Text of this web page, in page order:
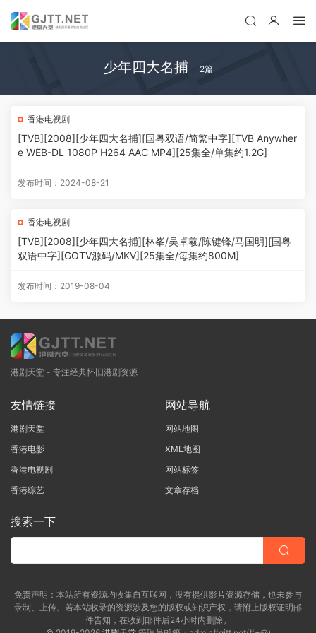
少年四大名捕 2篇
香港电视剧
[TVB][2008][少年四大名捕][国粤双语/简繁中字][TVB Anywher
e WEB-DL 1080P H264 AAC MP4][25集全/单集约1.2G]
发布时间：2024-08-21
香港电视剧
[TVB][2008][少年四大名捕][林峯/吴卓羲/陈键锋/马国明][国粤
双语中字][GOTV源码/MKV][25集全/每集约800M]
发布时间：2019-08-04
港剧天堂 - 专注经典怀旧港剧资源
友情链接
港剧天堂
香港电影
香港电视剧
香港综艺
网站导航
网站地图
XML地图
网站标签
文章存档
搜索一下
免责声明：本站所有资源均收集自互联网，没有提供影片资源存储，也未参与
录制、上传。若本站收录的资源涉及您的版权或知识产权，请附上版权证明邮
件告知，在收到邮件后24小时内删除。